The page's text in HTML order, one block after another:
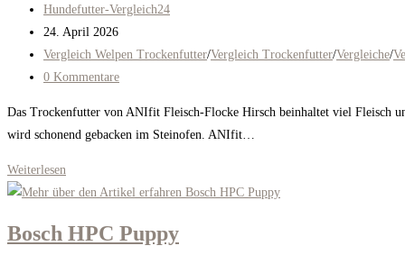
Hundefutter-
Vergleich
Beitrags-
Autor:
Hundefutter-Vergleich24
Beitrag
veröffentlicht:
24. April 2026
Beitrags-
Kategorie:
Vergleich Welpen Trockenfutter/Vergleich Trockenfutter/Vergleiche/
Beitrags-
0 Kommentare
Das Trockenfutter von ANIfit Fleisch-Flocke Hirsch beinhaltet viel Fleisch
wird schonend gebacken im Steinofen. ANIfit…
Weiterlesen
Fleisch-
&
Bosch HPC Puppy